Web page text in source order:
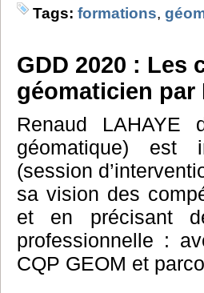
Tags: formations,
GDD 2020 : Les
géomaticien
Renaud LAHAYE
géomatique) est
(session
sa vision des
et en précisant
professionnelle :
CQP GEOM et